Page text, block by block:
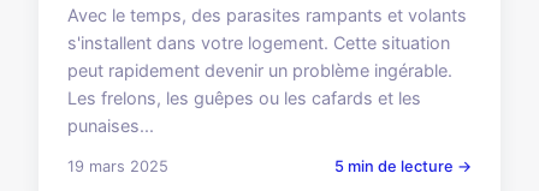
Avec le temps, des parasites rampants et volants
s'installent dans votre logement. Cette situation
peut rapidement devenir un problème ingérable.
Les frelons, les guêpes ou les cafards et les
punaises...
19 mars 2025 5 min de lecture →